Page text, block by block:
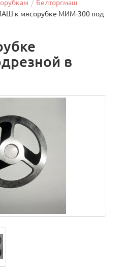
Белторгмаш
к мясорубке МИМ-300 под
в